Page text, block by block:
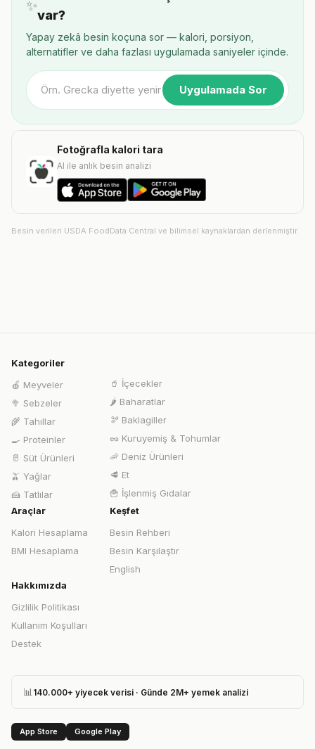
✨
var?
Yapay zekâ besin koçuna sor — kalori, porsiyon,
alternatifler ve daha fazlası uygulamada saniyeler içinde.
Uygulamada Sor
Fotoğrafla kalori tara
AI ile anlık besin analizi
Besin verileri USDA FoodData Central ve bilimsel kaynaklardan derlenmiştir.
Kategoriler
🍎 Meyveler
🥦 Sebzeler
🌾 Tahıllar
🍳 Proteinler
🥛 Süt Ürünleri
🫒 Yağlar
🍰 Tatlılar
🥤 İçecekler
🌶️ Baharatlar
🫘 Baklagiller
🥜 Kuruyemiş & Tohumlar
🦐 Deniz Ürünleri
🥩 Et
🍟 İşlenmiş Gıdalar
Araçlar
Kalori Hesaplama
BMI Hesaplama
Keşfet
Besin Rehberi
Besin Karşılaştır
English
Hakkımızda
Gizlilik Politikası
Kullanım Koşulları
Destek
📊 140.000+ yiyecek verisi · Günde 2M+ yemek analizi
App Store Google Play